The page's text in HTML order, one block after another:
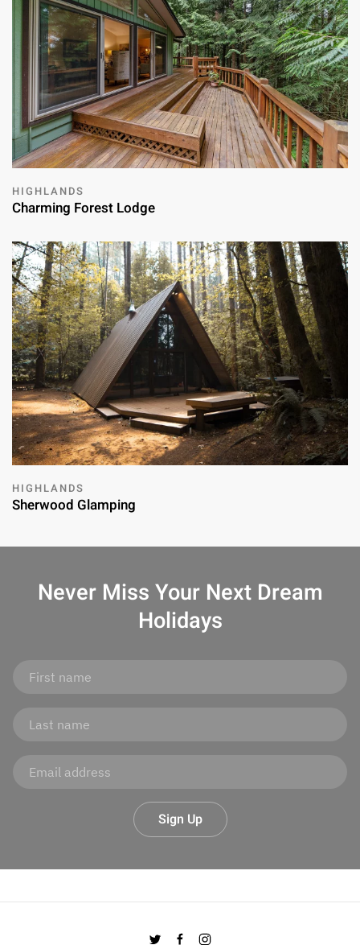
HIGHLANDS
Charming Forest Lodge
HIGHLANDS
Sherwood Glamping
Never Miss Your Next Dream
Holidays
Sign Up